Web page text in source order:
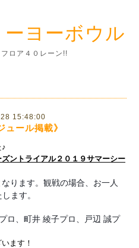
ヨーボウル
ロア４０レーン!!
15:48:00
ュール掲載》
ントライアル２０１９サマーシー
ります。 観戦の場合、お一人
ます。
ロ、町井 綾子プロ、戸辺 誠プ
ます！